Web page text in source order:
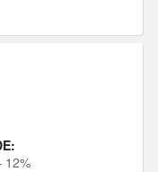
12%